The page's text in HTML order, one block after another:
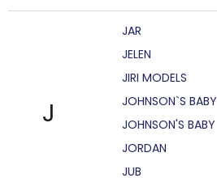
J
JAR
JELEN
JIRI MODELS
JOHNSON`S BABY
JOHNSON'S BABY
JORDAN
JUB